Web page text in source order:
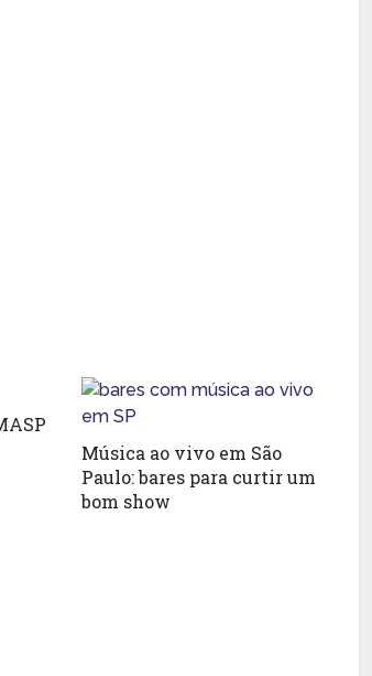
Música ao vivo em São
Paulo: bares para curtir um
bom show